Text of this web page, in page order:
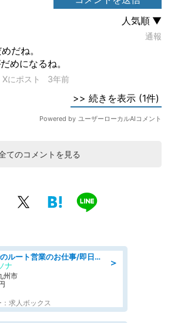
てのコメントを見る
＞
営業/商社でのルート営業のお仕事/即日勤務可/車通勤可/営業
ナ
州市
求人ボックス